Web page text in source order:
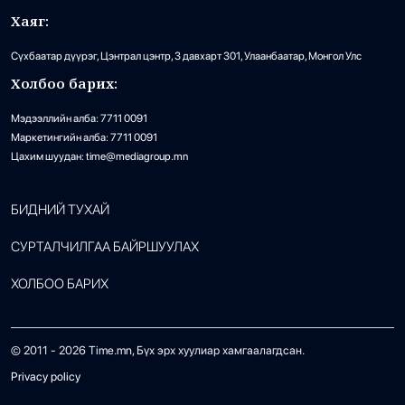
Хаяг:
Сүхбаатар дүүрэг, Цэнтрал цэнтр, 3 давхарт 301, Улаанбаатар, Монгол Улс
Холбоо барих:
Мэдээллийн алба: 7711 0091
Маркетингийн алба: 7711 0091
Цахим шуудан: time@mediagroup.mn
БИДНИЙ ТУХАЙ
СУРТАЛЧИЛГАА БАЙРШУУЛАХ
ХОЛБОО БАРИХ
© 2011 - 2026 Time.mn, Бүх эрх хуулиар хамгаалагдсан.
Privacy policy